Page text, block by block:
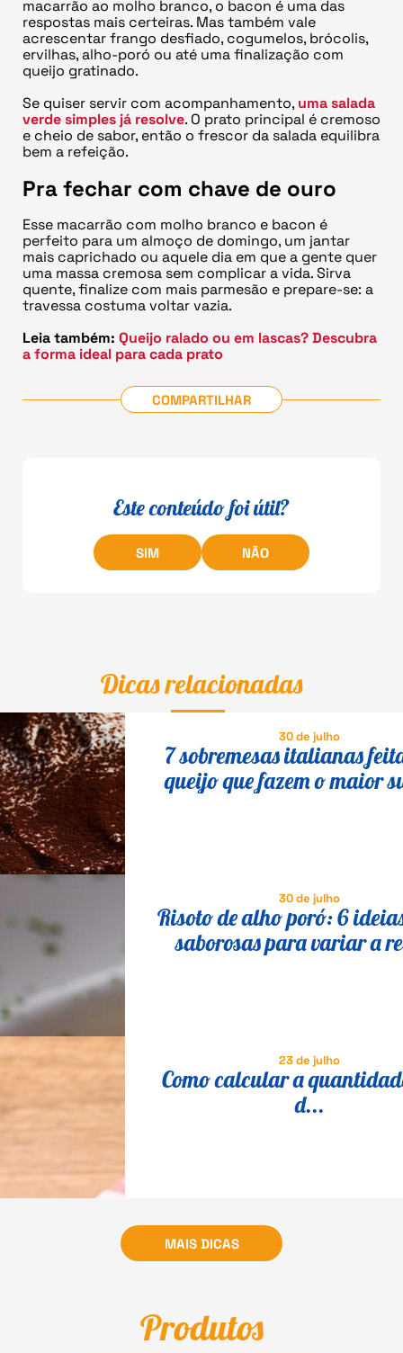
macarrão ao molho branco, o bacon é uma das
respostas mais certeiras. Mas também vale
acrescentar frango desfiado, cogumelos, brócolis,
ervilhas, alho-poró ou até uma finalização com
queijo gratinado.
Se quiser servir com acompanhamento, uma salada
verde simples já resolve. O prato principal é cremoso
e cheio de sabor, então o frescor da salada equilibra
bem a refeição.
Pra fechar com chave de ouro
Esse macarrão com molho branco e bacon é
perfeito para um almoço de domingo, um jantar
mais caprichado ou aquele dia em que a gente quer
uma massa cremosa sem complicar a vida. Sirva
quente, finalize com mais parmesão e prepare-se: a
travessa costuma voltar vazia.
Leia também: Queijo ralado ou em lascas? Descubra
a forma ideal para cada prato
COMPARTILHAR
Este conteúdo foi útil?
SIM NÃO
Dicas relacionadas
30 de julho
7 sobremesas italianas
queijo que fazem o maior
30 de julho
Risoto de alho poró: 6
saborosas para variar a
23 de julho
Como calcular a
d...
MAIS DICAS
Produtos